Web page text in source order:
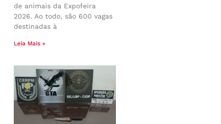
de animais da Expofeira
2026. Ao todo, são 600 vagas
destinadas à
Leia Mais »